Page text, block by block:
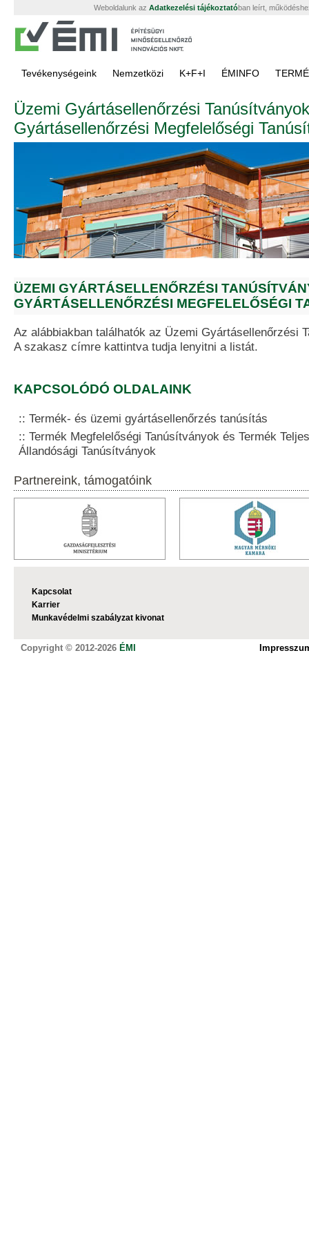
Weboldalunk az Adatkezelési tájékoztatóban leírt,
Tevékenységeink Nemzetközi K+F+I ÉMINFO
Üzemi Gyártásellenőrzési
Gyártásellenőrzési Megfelelőségi
ÜZEMI GYÁRTÁSELLENŐRZÉSI
GYÁRTÁSELLENŐRZÉSI MEGFELELŐSÉGI
Az alábbiakban találhatók az Üzemi Gyártásellenőrzési
A szakasz címre kattintva tudja lenyitni a listát.
KAPCSOLÓDÓ OLDALAINK
Termék- és üzemi gyártásellenőrzés tanúsítás
Termék Megfelelőségi Tanúsítványok és Termék
Állandósági Tanúsítványok
Partnereink, támogatóink
Kapcsolat
Karrier
Munkavédelmi szabályzat kivonat
Copyright © 2012-2026 ÉMI